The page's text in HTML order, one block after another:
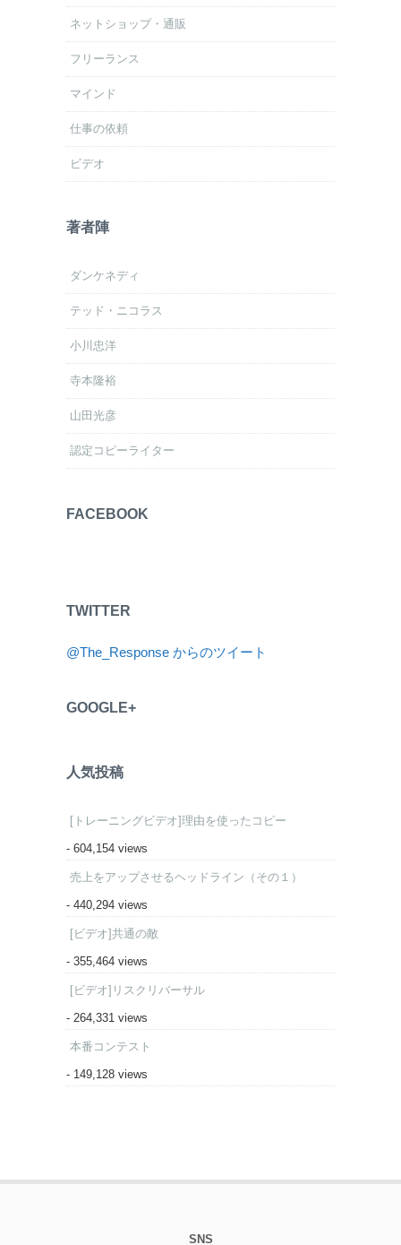
ネットショップ・通販
フリーランス
マインド
仕事の依頼
ビデオ
著者陣
ダンケネディ
テッド・ニコラス
小川忠洋
寺本隆裕
山田光彦
認定コピーライター
FACEBOOK
TWITTER
@The_Response からのツイート
GOOGLE+
人気投稿
[トレーニングビデオ]理由を使ったコピー
- 604,154 views
売上をアップさせるヘッドライン（その１）
- 440,294 views
[ビデオ]共通の敵
- 355,464 views
[ビデオ]リスクリバーサル
- 264,331 views
本番コンテスト
- 149,128 views
SNS